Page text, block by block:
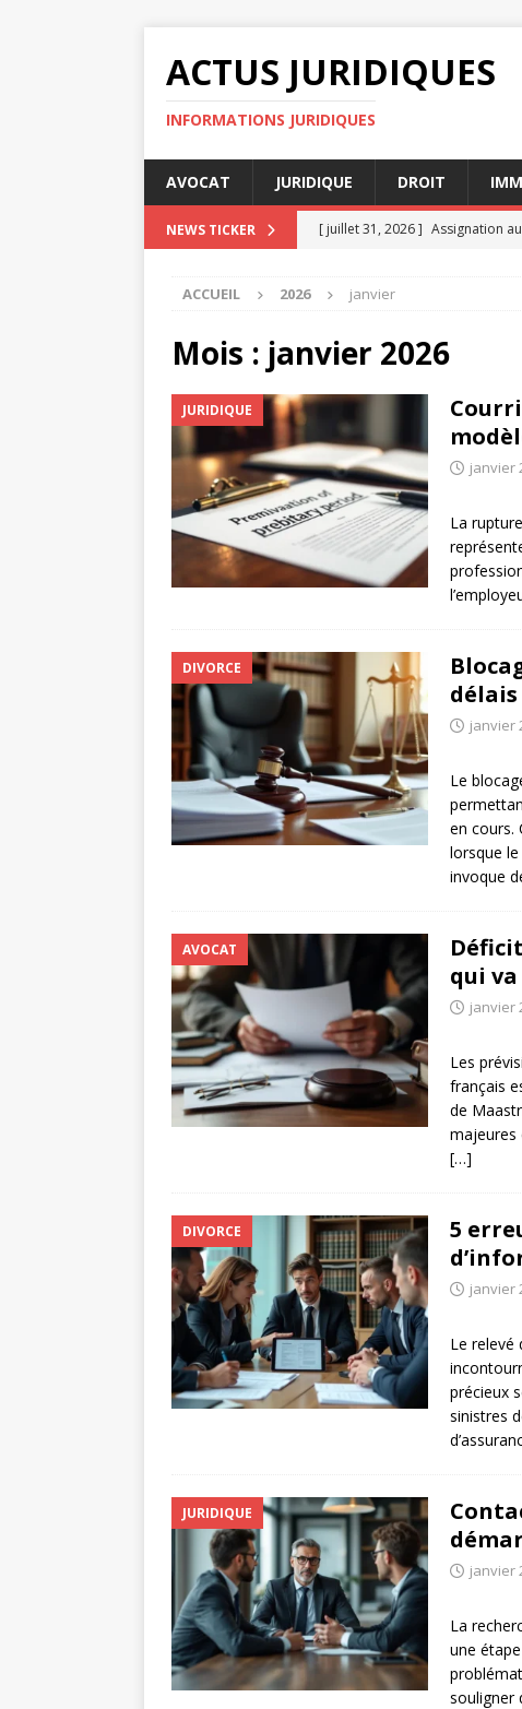
ACTUS JURIDIQUES
INFORMATIONS JURIDIQUES
AVOCAT JURIDIQUE DROIT
NEWS TICKER [ juillet 31, 2026 ] Assignation
[ juillet 30, 2026 ]
[ juillet 27, 2026 ]
Jugement en
ACCUEIL 2026 janvier
Mois : janvier 2026
JURIDIQUE
janvier
La
DIVORCE
délais
janvier
Le
en cours.
lorsque
invoque
AVOCAT
qui
janvier
Les
français
de
majeures
[…]
DIVORCE
5
janvier
Le relevé
précieux
sinistres
JURIDIQUE
janvier
La
une
souligner